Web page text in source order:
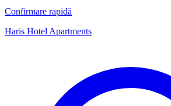
Confirmare rapidă
Haris Hotel Apartments